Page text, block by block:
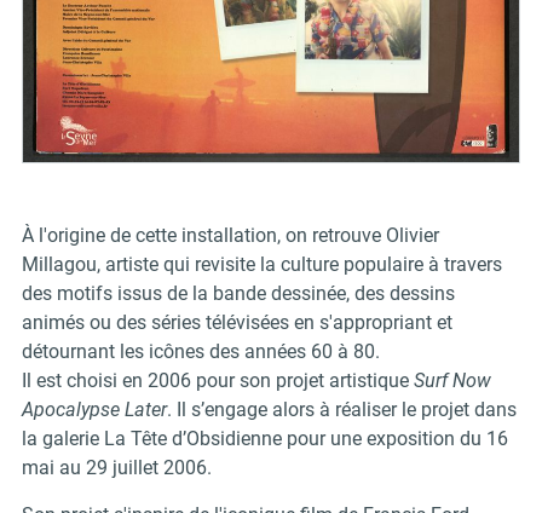
À l'origine de cette installation, on retrouve Olivier
Millagou, artiste qui revisite la culture populaire à travers
des motifs issus de la bande dessinée, des dessins
animés ou des séries télévisées en s'appropriant et
détournant les icônes des années 60 à 80.
Il est choisi en 2006 pour son projet artistique Surf Now
Apocalypse Later. Il s’engage alors à réaliser le projet dans
la galerie La Tête d’Obsidienne pour une exposition du 16
mai au 29 juillet 2006.